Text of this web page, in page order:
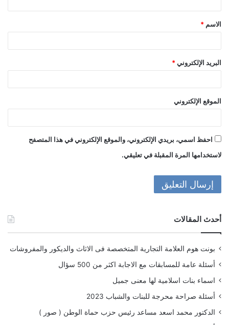
ق
*
الاسم *
البريد الإلكتروني *
الموقع الإلكتروني
احفظ اسمي، بريدي الإلكتروني، والموقع الإلكتروني في هذا المتصفح
لاستخدامها المرة المقبلة في تعليقي.
أحدث المقالات
بونت هوم العلامة التجارية المتخصصة فى الاثاث والديكور والمفروشات
أسئلة عامة للمسابقات مع الاجابة اكثر من 500 سؤال
اسماء بنات اسلامية لها معنى جميل
أسئلة صراحة محرجة للبنات والشباب 2023
الدكتور محمد اسعد مساعد رئيس حزب حماة الوطن ( صور )